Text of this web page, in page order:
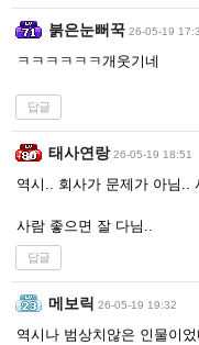
붉은눈뻐꾹 26-05-19
ㅋㅋㅋㅋㅋㅋ개웃기네
답글
태사연랑 26-05-19 18:51
역시.. 회사가 문제가 아님..
사람 좋으면 잘 다님..
답글
메보릭 26-05-19 19:32
역시나 범상치않은 인물이었